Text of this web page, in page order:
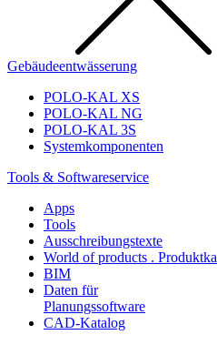
Gebäudeentwässerung
POLO-KAL XS
POLO-KAL NG
POLO-KAL 3S
Systemkomponenten
Tools & Softwareservice
Apps
Tools
Ausschreibungstexte
World of products .
BIM
Daten für
Planungssoftware
CAD-Katalog